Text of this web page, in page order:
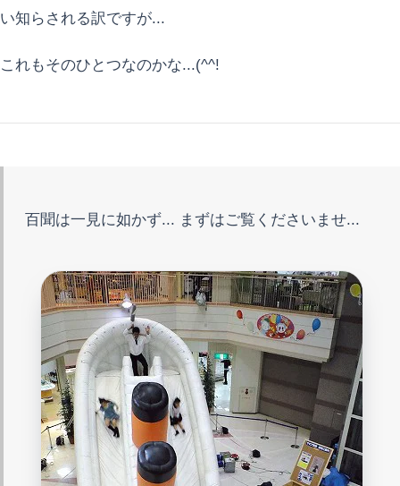
い知らされる訳ですが...
これもそのひとつなのかな...(^^!
百聞は一見に如かず... まずはご覧くださいませ...